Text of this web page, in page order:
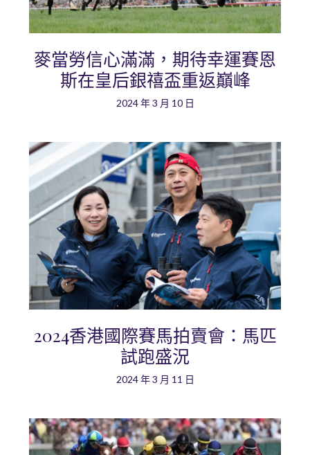
麥當勞信心滿滿，期待幸運賽恩
斯在皇后銀禧盃重返巔峰
2024 年 3 月 10 日
2024香港國際賽馬拍賣會：馬匹
試跑盛況
2024 年 3 月 11 日